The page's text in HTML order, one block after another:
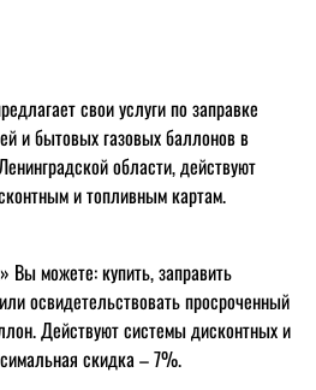
свои услуги по заправке
и бытовых газовых баллонов в
области, действуют
и топливным картам.
Вы можете: купить, заправить
освидетельствовать просроченный
Действуют системы дисконтных и
скидка – 7%.